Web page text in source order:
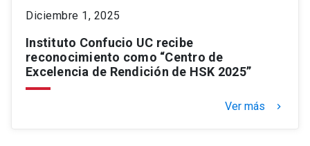
Diciembre 1, 2025
Instituto Confucio UC recibe
reconocimiento como “Centro de
Excelencia de Rendición de HSK 2025”
Ver más keyboard_arrow_right